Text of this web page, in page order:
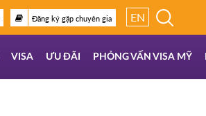
Đăng ký gặp chuyên gia EN
VISA ƯU ĐÃI PHỎNG VẤN VISA MỸ